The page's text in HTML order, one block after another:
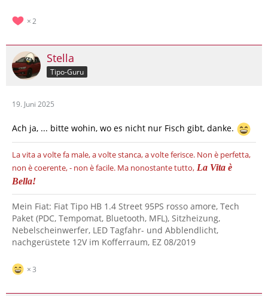
2
Stella
Tipo-Guru
19. Juni 2025
Ach ja, ... bitte wohin, wo es nicht nur Fisch gibt, danke.
La vita a volte fa male, a volte stanca, a volte ferisce. Non è perfetta,
non è coerente, - non è facile. Ma nonostante tutto, La Vita è
Bella!
Mein Fiat: Fiat Tipo HB 1.4 Street 95PS rosso amore, Tech
Paket (PDC, Tempomat, Bluetooth, MFL), Sitzheizung,
Nebelscheinwerfer, LED Tagfahr- und Abblendlicht,
nachgerüstete 12V im Kofferraum, EZ 08/2019
3